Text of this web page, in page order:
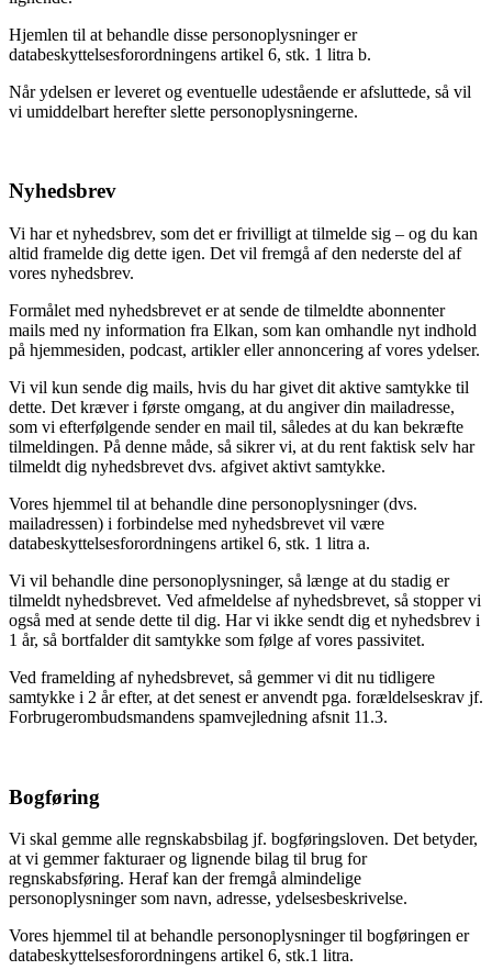
Hjemlen til at behandle disse personoplysninger er
databeskyttelsesforordningens artikel 6, stk. 1 litra b.
Når ydelsen er leveret og eventuelle udestående er afsluttede, så vil
vi umiddelbart herefter slette personoplysningerne.
Nyhedsbrev
Vi har et nyhedsbrev, som det er frivilligt at tilmelde sig – og du kan
altid framelde dig dette igen. Det vil fremgå af den nederste del af
vores nyhedsbrev.
Formålet med nyhedsbrevet er at sende de tilmeldte abonnenter
mails med ny information fra Elkan, som kan omhandle nyt indhold
på hjemmesiden, podcast, artikler eller annoncering af vores ydelser.
Vi vil kun sende dig mails, hvis du har givet dit aktive samtykke til
dette. Det kræver i første omgang, at du angiver din mailadresse,
som vi efterfølgende sender en mail til, således at du kan bekræfte
tilmeldingen. På denne måde, så sikrer vi, at du rent faktisk selv har
tilmeldt dig nyhedsbrevet dvs. afgivet aktivt samtykke.
Vores hjemmel til at behandle dine personoplysninger (dvs.
mailadressen) i forbindelse med nyhedsbrevet vil være
databeskyttelsesforordningens artikel 6, stk. 1 litra a.
Vi vil behandle dine personoplysninger, så længe at du stadig er
tilmeldt nyhedsbrevet. Ved afmeldelse af nyhedsbrevet, så stopper vi
også med at sende dette til dig. Har vi ikke sendt dig et nyhedsbrev i
1 år, så bortfalder dit samtykke som følge af vores passivitet.
Ved framelding af nyhedsbrevet, så gemmer vi dit nu tidligere
samtykke i 2 år efter, at det senest er anvendt pga. forældelseskrav jf.
Forbrugerombudsmandens spamvejledning afsnit 11.3.
Bogføring
Vi skal gemme alle regnskabsbilag jf. bogføringsloven. Det betyder,
at vi gemmer fakturaer og lignende bilag til brug for
regnskabsføring. Heraf kan der fremgå almindelige
personoplysninger som navn, adresse, ydelsesbeskrivelse.
Vores hjemmel til at behandle personoplysninger til bogføringen er
databeskyttelsesforordningens artikel 6, stk.1 litra.